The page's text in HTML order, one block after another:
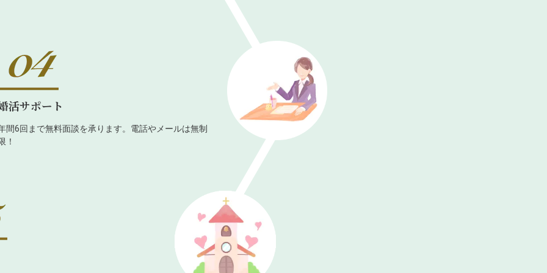
活サポート
間6回まで無料面談を承ります。電話やメールは無制
！